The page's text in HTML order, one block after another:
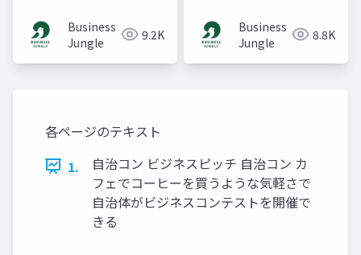
Business
Jungle
9.2K
Business
Jungle
8.8K
各ページのテキスト
1.
自治コン ビジネスピッチ 自治コン カ
フェでコーヒーを買うような気軽さで
自治体がビジネスコンテストを開催で
きる